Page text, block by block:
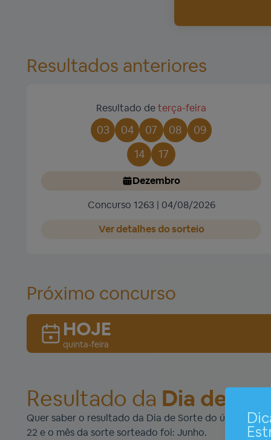
Resultados anteriores
Resultado deterça-feira
03 04 07 08
09
14
17
Dezembro
Concurso 1263 | 04/08/2026
Ver detalhes do sorteio
Próximo concurso
HOJE
quinta-feira
Resultado da Dia de
Quer saber o resultado da Dia de Sorte do último
22 e o mês da sorte sorteado foi: Junho.